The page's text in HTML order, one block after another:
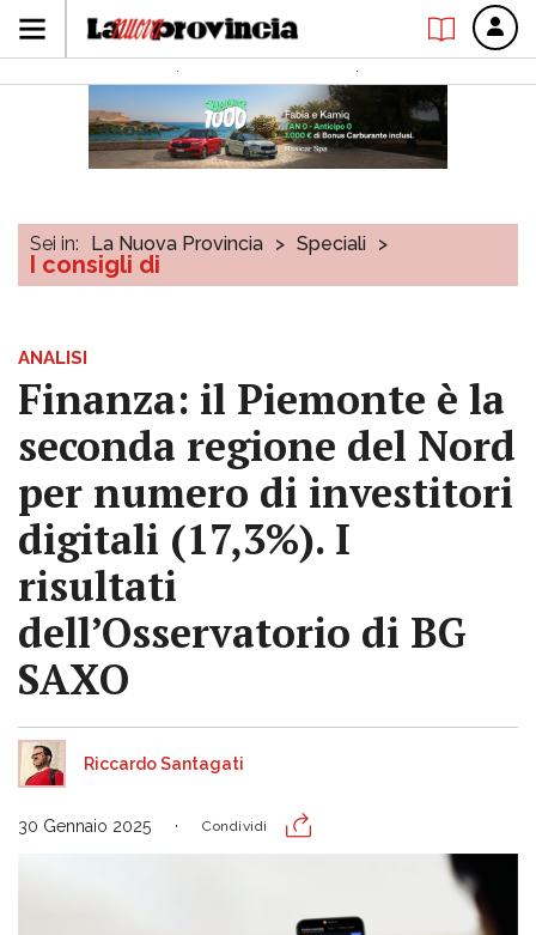
Sei in: La Nuova Provincia > Speciali >
I consigli di
ANALISI
Finanza: il Piemonte è la
seconda regione del Nord
per numero di investitori
digitali (17,3%). I
risultati
dell’Osservatorio di BG
SAXO
Riccardo Santagati
30 Gennaio 2025 Condividi